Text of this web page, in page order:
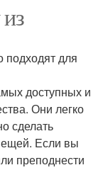
подходят для
доступных и
Они легко
сделать
Если вы
преподнести